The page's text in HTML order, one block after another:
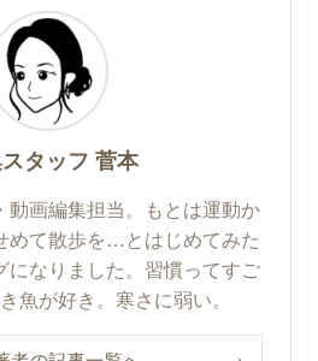
タッフ 菅本
動画編集担当。もとは運動か
めて散歩を…とはじめてみた
になりました。習慣ってすご
魚が好き。寒さに弱い。